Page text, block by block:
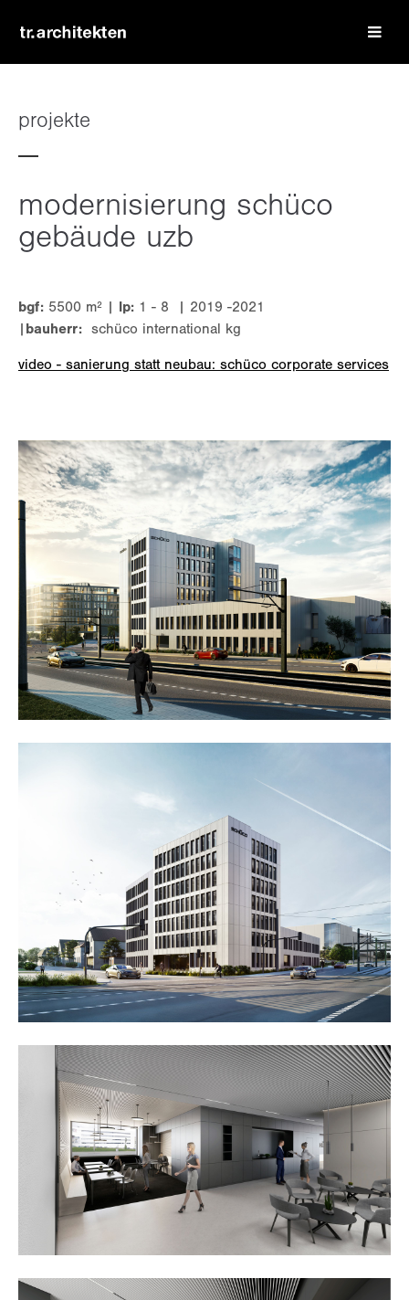
passwort
register| lost your password?
24h/ 365days
we offer support for our customers
mon - fri 8:00am - 5:00pm (gmt +1)
get in touch
cybersteel inc.
376-293 city road, suite 600
san francisco, ca 94102
drop us a line
about us
lorem ipsum dolor sit amet, consectetuer
adipiscing elit.
aenean commodo ligula eget dolor. aenean massa. cum
sociis natoque penatibus et magnis dis parturient
montes, nascetur ridiculus mus. donec quam felis,
projekte
modernisierung schüco
gebäude uzb
bgf: 5500 m² | lp: 1 - 8 | 2019 -2021
bauherr: schüco international kg
video - sanierung statt neubau: schüco corporate services